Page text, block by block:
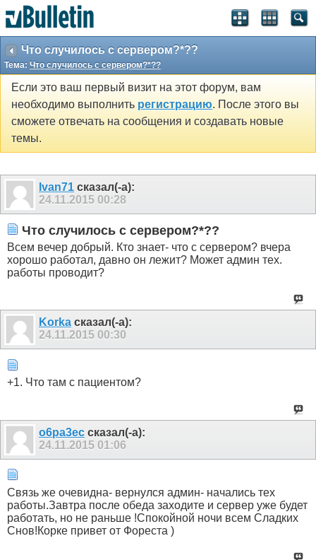
Что случилось с сервером?*??
Тема: Что случилось с сервером?*??
Если это ваш первый визит на этот форум, вам
необходимо выполнить регистрацию. После этого вы
сможете отвечать на сообщения и создавать новые
темы.
Ivan71 сказал(-а):
24.11.2015 00:28
Что случилось с сервером?*??
Всем вечер добрый. Кто знает- что с сервером? вчера
хорошо работал, давно он лежит? Может админ тех.
работы проводит?
Korka сказал(-а):
24.11.2015 00:30
+1. Что там с пациентом?
o6pa3ec сказал(-а):
24.11.2015 01:06
Связь же очевидна- вернулся админ- начались тех
работы.Завтра после обеда заходите и сервер уже будет
работать, но не раньше !Спокойной ночи всем Сладких
Снов!Корке привет от Фореста )